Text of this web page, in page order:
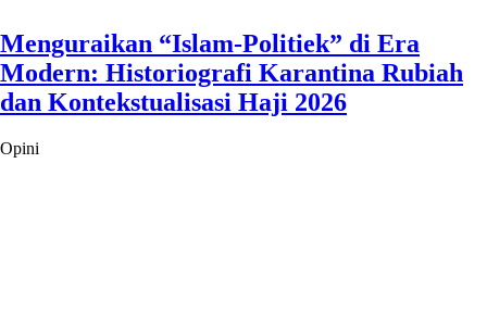
Menguraikan “Islam-Politiek” di Era
Modern: Historiografi Karantina Rubiah
dan Kontekstualisasi Haji 2026
Opini